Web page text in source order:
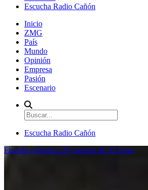
Escucha Radio Cañón
Inicio
ZMG
País
Mundo
Opinión
Empresa
Pasión
Escenario
Escucha Radio Cañón
Fiscalía exhuma 126 cuerpos de 32 fosas